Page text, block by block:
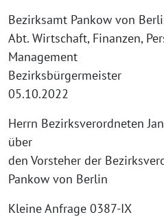
Bezirksamt Pankow von
Abt. Wirtschaft, Finanzen,
Management
Bezirksbürgermeister
05.10.2022
Herrn Bezirksverordneten
über
den Vorsteher der
Pankow von Berlin
Kleine Anfrage 0387-IX